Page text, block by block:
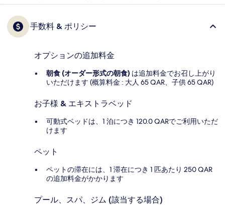
手数料 & ポリシー
オプションの追加料金
朝食 (オーダー形式の朝食) は追加料金でお召し上がり
いただけます (概算料金 : 大人 65 QAR、子供 65 QAR)
お子様 & エキストラベッド
可動式ベッドは、1 泊につき 120.0 QARでご利用いただ
けます
ペット
ペットの滞在には、1 滞在につき 1 匹あたり 250 QAR
の追加料金がかかります
プール、スパ、ジム (該当する場合)